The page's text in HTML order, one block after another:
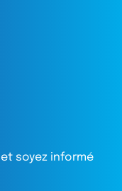
soyez informé